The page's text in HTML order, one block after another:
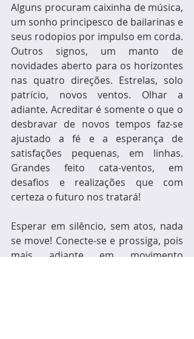
Alguns procuram caixinha de música,
um sonho principesco de bailarinas e
seus rodopios por impulso em corda.
Outros signos, um manto de
novidades aberto para os horizontes
nas quatro direções. Estrelas, solo
patrício, novos ventos. Olhar a
adiante. Acreditar é somente o que o
desbravar de novos tempos faz-se
ajustado a fé e a esperança de
satisfações pequenas, em linhas.
Grandes feito cata-ventos, em
desafios e realizações que com
certeza o futuro nos tratará!
Esperar em silêncio, sem atos, nada
se move! Conecte-se e prossiga, pois
mais adiante em movimento